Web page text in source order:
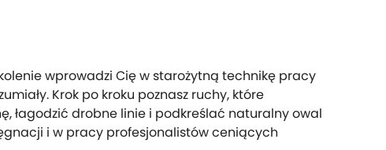
wprowadzi Cię w starożytną technikę pracy
Krok po kroku poznasz ruchy, które
łagodzić drobne linie i podkreślać naturalny owal
i w pracy profesjonalistów ceniących